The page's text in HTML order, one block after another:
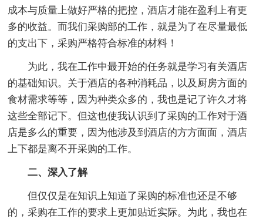
成本与质量上做好严格的把控，酒店才能在盈利上有更
多的收益。而我们采购部的工作，就是为了在尽量最低
的支出下，采购严格符合标准的材料！
为此，我在工作中最开始的任务就是学习有关酒店
的基础知识。关于酒店的各种消耗品，以及厨房方面的
食材需求等等，因为种类众多的，我也是记了许久才将
这些全部记下。但这也使我认识到了采购的工作对于酒
店是多么的重要，因为他涉及到酒店的方方面面，酒店
上下都是离不开采购的工作。
二、深入了解
但仅仅是在知识上知道了采购的标准也还是不够
的，采购在工作的要求上更加贴近实际。为此，我也在